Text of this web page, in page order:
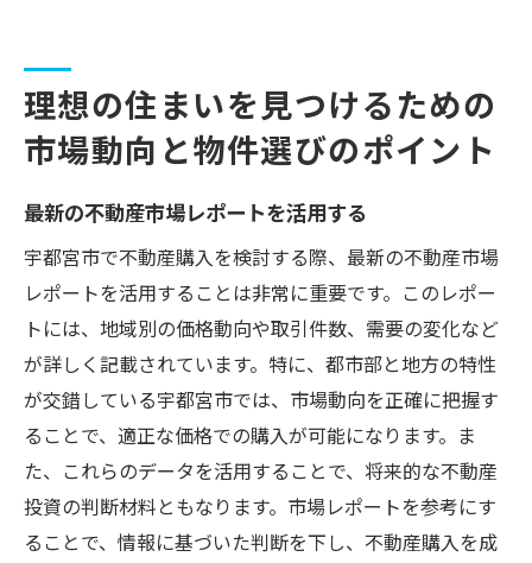
理想の住まいを見つけるための
市場動向と物件選びのポイント
最新の不動産市場レポートを活用する
宇都宮市で不動産購入を検討する際、最新の不動産市場
レポートを活用することは非常に重要です。このレポー
トには、地域別の価格動向や取引件数、需要の変化など
が詳しく記載されています。特に、都市部と地方の特性
が交錯している宇都宮市では、市場動向を正確に把握す
ることで、適正な価格での購入が可能になります。ま
た、これらのデータを活用することで、将来的な不動産
投資の判断材料ともなります。市場レポートを参考にす
ることで、情報に基づいた判断を下し、不動産購入を成